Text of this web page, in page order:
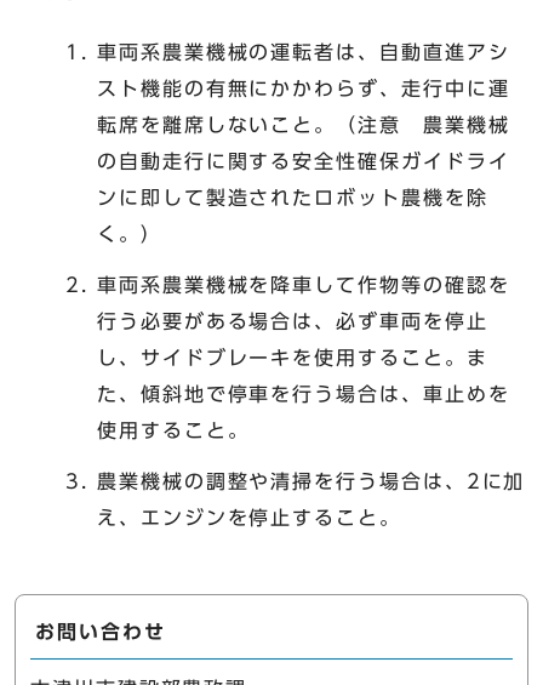
車両系農業機械の運転者は、自動直進アシ
スト機能の有無にかかわらず、走行中に運
転席を離席しないこと。（注意 農業機械
の自動走行に関する安全性確保ガイドライ
ンに即して製造されたロボット農機を除
く。）
車両系農業機械を降車して作物等の確認を
行う必要がある場合は、必ず車両を停止
し、サイドブレーキを使用すること。ま
た、傾斜地で停車を行う場合は、車止めを
使用すること。
農業機械の調整や清掃を行う場合は、2に加
え、エンジンを停止すること。
お問い合わせ